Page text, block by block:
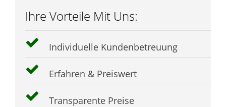
Ihre Vorteile Mit Uns:
Individuelle Kundenbetreuung
Erfahren & Preiswert
Transparente Preise